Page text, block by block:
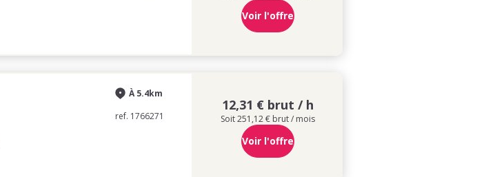
Voir l'offre
À 5.4km
ref. 1766271
12,31 € brut / h
Soit 251,12 € brut / mois
Voir l'offre